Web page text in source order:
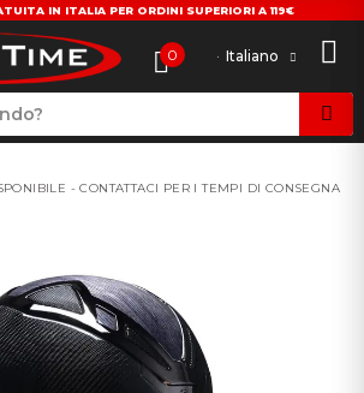
IN ITALIA PER ORDINI SUPERIORI A 119€
0 Italiano
- CONTATTACI PER I TEMPI DI CONSEGNA